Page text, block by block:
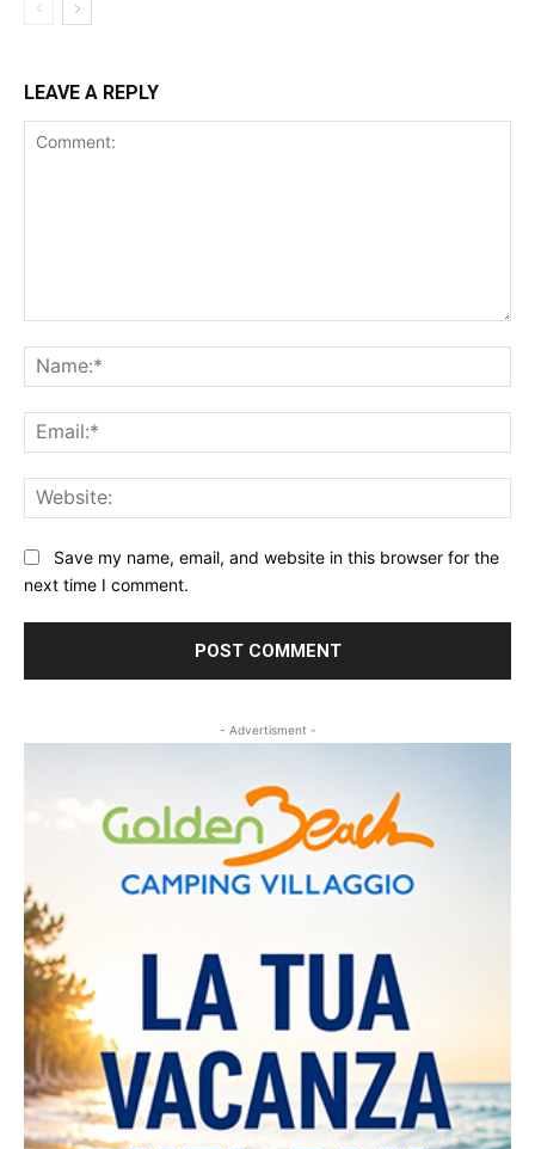
LEAVE A REPLY
Save my name, email, and website in this browser for the
next time I comment.
- Advertisment -